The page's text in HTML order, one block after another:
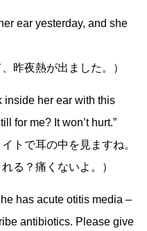
ear yesterday, and she
昨夜熱が出ました。）
inside her ear with this
for me? It won’t hurt.”
トで耳の中を見ますね。
る？痛くないよ。）
has acute otitis media –
antibiotics. Please give